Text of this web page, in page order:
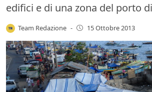
edifici e di una zona del porto
Team Redazione - 15 Ottobre 2013